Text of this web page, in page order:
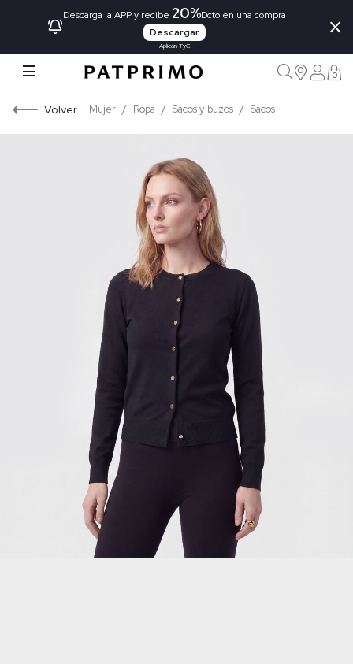
Descarga la APP y recibe 20%Dcto en una compra
Descargar
Aplican TyC
×
0
Volver Mujer Ropa Sacos y buzos Sacos